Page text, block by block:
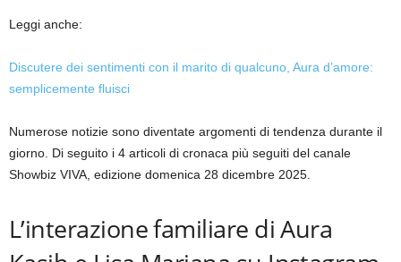
Leggi anche:
Discutere dei sentimenti con il marito di qualcuno, Aura d’amore:
semplicemente fluisci
Numerose notizie sono diventate argomenti di tendenza durante il
giorno. Di seguito i 4 articoli di cronaca più seguiti del canale
Showbiz VIVA, edizione domenica 28 dicembre 2025.
L’interazione familiare di Aura